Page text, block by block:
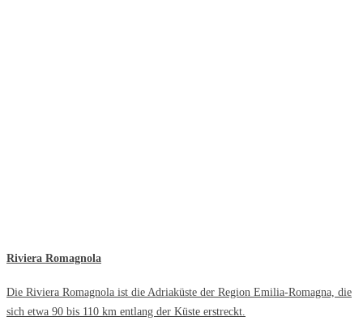
Riviera Romagnola
Die Riviera Romagnola ist die Adriaküste der Region Emilia-Romagna, die
sich etwa 90 bis 110 km entlang der Küste erstreckt.